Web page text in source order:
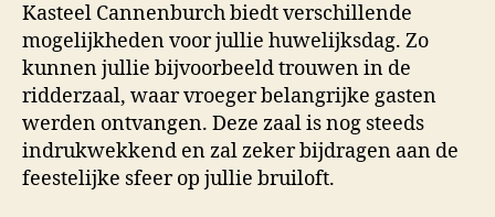
Kasteel Cannenburch biedt verschillende
mogelijkheden voor jullie huwelijksdag. Zo
kunnen jullie bijvoorbeeld trouwen in de
ridderzaal, waar vroeger belangrijke gasten
werden ontvangen. Deze zaal is nog steeds
indrukwekkend en zal zeker bijdragen aan de
feestelijke sfeer op jullie bruiloft.